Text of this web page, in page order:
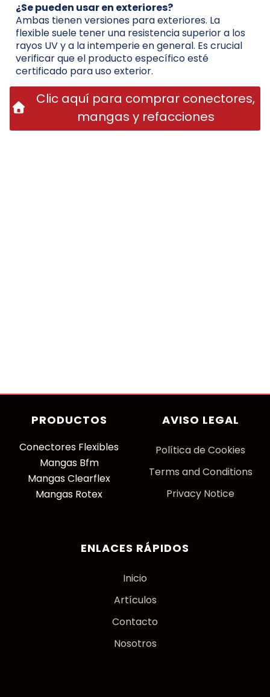
¿Se pueden usar en exteriores?
Ambas tienen versiones para exteriores. La
flexible suele tener una resistencia superior a los
rayos UV y a la intemperie en general. Es crucial
verificar que el producto específico esté
certificado para uso exterior.
Clic aquí para comprar conectores,
mangas y refacciones
PRODUCTOS
Conectores Flexibles
Mangas Bfm
Mangas Clearflex
Mangas Rotex
AVISO LEGAL
Política de Cookies
Terms and Conditions
Privacy Notice
ENLACES RÁPIDOS
Inicio
Artículos
Contacto
Nosotros